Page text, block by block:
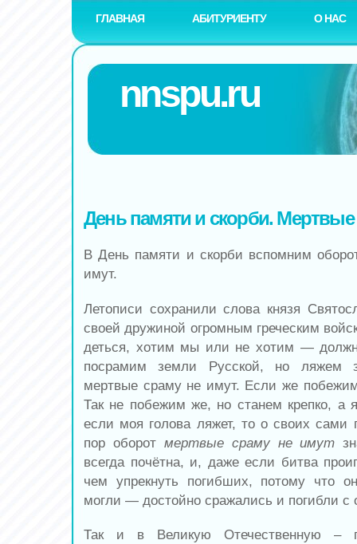
ГЛАВНАЯ АБИТУРИЕНТУ О НАС
nnspu.ru
День памяти и скорби.
В День памяти и скорби вспомним
имут.
Летописи сохранили слова князя
своей дружиной огромным греческим
деться, хотим мы или не хотим —
посрамим земли Русской, но ляжем
мертвые сраму не имут. Если же
Так не побежим же, но станем крепко, а
если моя голова ляжет, то о своих сами
пор оборот мертвые сраму не имут
всегда почётна, и, даже если битва
чем упрекнуть погибших, потому что
могли — достойно сражались и погибли с
Так и в Великую Отечественную –